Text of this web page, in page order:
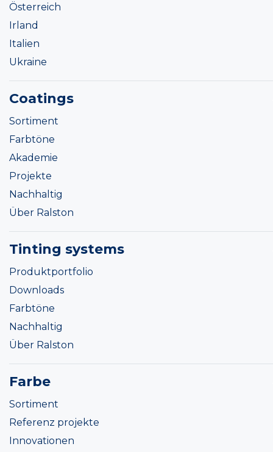
Österreich
Irland
Italien
Ukraine
Coatings
Sortiment
Farbtöne
Akademie
Projekte
Nachhaltig
Über Ralston
Tinting systems
Produktportfolio
Downloads
Farbtöne
Nachhaltig
Über Ralston
Farbe
Sortiment
Referenz projekte
Innovationen